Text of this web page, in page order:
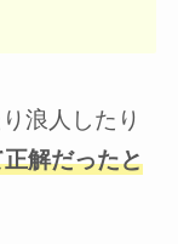
浪人したり
解だったと